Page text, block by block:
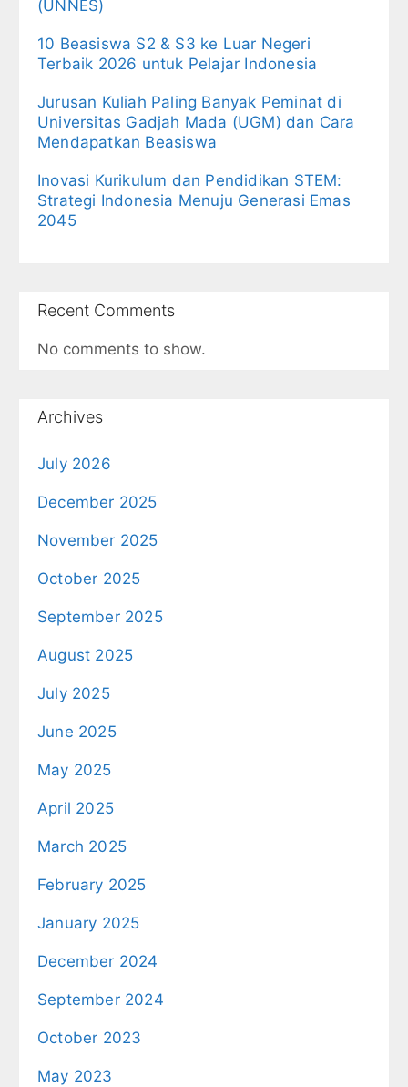
(UNNES)
10 Beasiswa S2 & S3 ke Luar Negeri
Terbaik 2026 untuk Pelajar Indonesia
Jurusan Kuliah Paling Banyak Peminat di
Universitas Gadjah Mada (UGM) dan Cara
Mendapatkan Beasiswa
Inovasi Kurikulum dan Pendidikan STEM:
Strategi Indonesia Menuju Generasi Emas
2045
Recent Comments
No comments to show.
Archives
July 2026
December 2025
November 2025
October 2025
September 2025
August 2025
July 2025
June 2025
May 2025
April 2025
March 2025
February 2025
January 2025
December 2024
September 2024
October 2023
May 2023